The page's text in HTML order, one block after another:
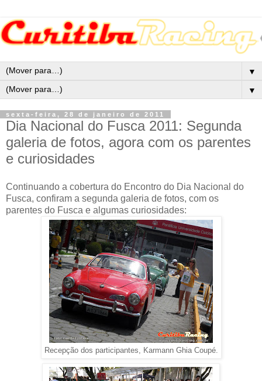
▼
▼
sexta-feira, 28 de janeiro de 2011
Dia Nacional do Fusca 2011: Segunda
galeria de fotos, agora com os parentes
e curiosidades
Continuando a cobertura do Encontro do Dia Nacional do
Fusca, confiram a segunda galeria de fotos, com os
parentes do Fusca e algumas curiosidades:
Recepção dos participantes, Karmann Ghia Coupé.